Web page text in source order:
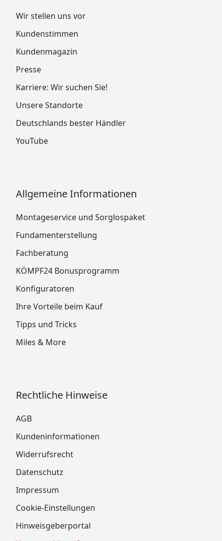
Wir stellen uns vor
Kundenstimmen
Kundenmagazin
Presse
Karriere: Wir suchen Sie!
Unsere Standorte
Deutschlands bester Händler
YouTube
Allgemeine Informationen
Montageservice und Sorglospaket
Fundamenterstellung
Fachberatung
KÖMPF24 Bonusprogramm
Konfiguratoren
Ihre Vorteile beim Kauf
Tipps und Tricks
Miles & More
Rechtliche Hinweise
AGB
Kundeninformationen
Widerrufsrecht
Datenschutz
Impressum
Cookie-Einstellungen
Hinweisgeberportal